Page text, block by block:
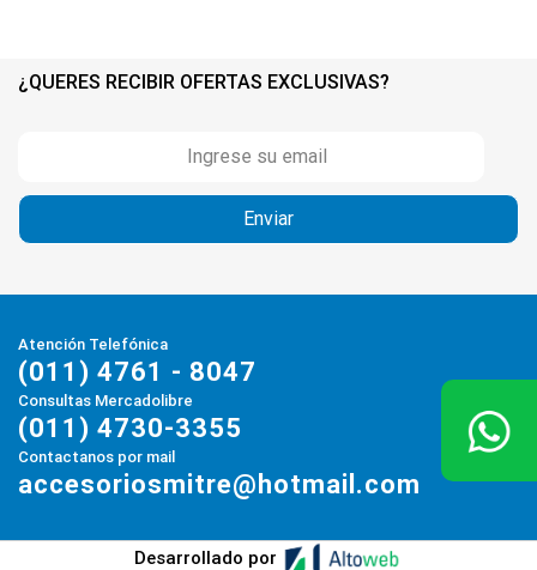
¿QUERES RECIBIR OFERTAS EXCLUSIVAS?
Atención Telefónica
(011) 4761 - 8047
Consultas Mercadolibre
(011) 4730-3355
Contactanos por mail
accesoriosmitre@hotmail.com
Desarrollado por